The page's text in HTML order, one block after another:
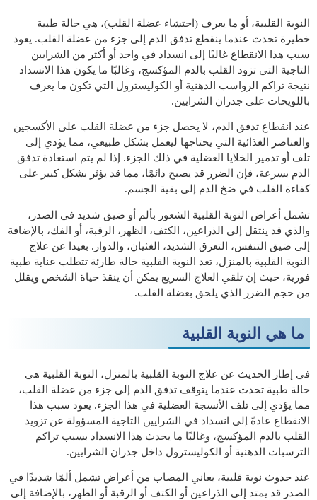
النوبة القلبية، أو ما يعرف (احتشاء عضلة القلب)، هي حالة طبية
خطيرة تحدث عندما ينقطع تدفق الدم إلى جزء من عضلة القلب. يعود
سبب هذا الانقطاع غالبًا إلى انسداد في واحد أو أكثر من الشرايين
التاجية التي تزود القلب بالدم المؤكسج، وغالبًا ما يكون هذا الانسداد
نتيجة تراكم الرواسب الدهنية أو الكوليسترول التي تكون ما يعرف
باللويحات على جدران الشرايين.
عند انقطاع تدفق الدم، لا يحصل جزء من عضلة القلب على الأكسجين
والعناصر الغذائية التي يحتاجها ليعمل بشكل طبيعي، مما يؤدي إلى
تلف أو تدمير الخلايا العضلية في ذلك الجزء. إذا لم يتم استعادة تدفق
الدم بسرعة، فإن الضرر قد يصبح دائمًا، مما قد يؤثر بشكل كبير على
كفاءة القلب في ضخ الدم إلى بقية الجسم.
تشمل أعراض النوبة القلبية الشعور بألم أو ضيق شديد في الصدر،
والذي قد ينتقل إلى الذراعين، الكتف، الظهر، الرقبة، أو الفك، بالإضافة
إلى ضيق التنفس، التعرق الشديد، الغثيان، والدوار. بعيدا عن علاج
النوبة القلبية بالمنزل، تعد النوبة القلبية حالة طارئة تتطلب عناية طبية
فورية، حيث إن تلقي العلاج السريع يمكن أن ينقذ حياة الشخص ويقلل
من حجم الضرر الذي يلحق بعضلة القلب.
ما هي النوبة القلبية
في إطار الحديث عن علاج النوبة القلبية بالمنزل، النوبة القلبية هي
حالة طبية تحدث عندما يتوقف تدفق الدم إلى جزء من عضلة القلب،
مما يؤدي إلى تلف الأنسجة العضلية في هذا الجزء. يعود سبب هذا
الانقطاع عادةً إلى انسداد في الشرايين التاجية المسؤولة عن تزويد
القلب بالدم المؤكسج، وغالبًا ما يحدث هذا الانسداد بسبب تراكم
الترسبات الدهنية أو الكوليسترول داخل جدران الشرايين.
عند حدوث نوبة قلبية، يعاني المصاب من أعراض تشمل ألمًا شديدًا في
الصدر قد يمتد إلى الذراعين أو الكتف أو الرقبة أو الظهر، بالإضافة إلى